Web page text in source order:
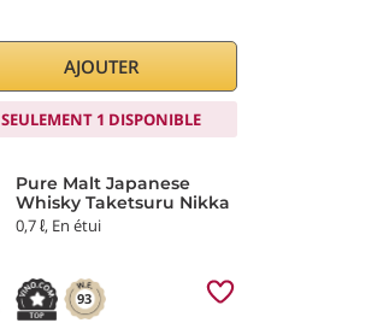
AJOUTER
SEULEMENT 1 DISPONIBLE
Pure Malt Japanese
Whisky Taketsuru Nikka
0,7 ℓ, En étui
93